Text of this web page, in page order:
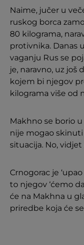
Naime, jučer u
ruskog borca
80 kilograma,
protivnika. Danas
vaganju Rus se
je, naravno, uz još
kojem bi njegov
kilograma više od
Makhno se borio
nije mogao skinuti
situacija. No,
Crnogorac je
to njegov ‘ćemo
će na Makhna u
priredbe koja će